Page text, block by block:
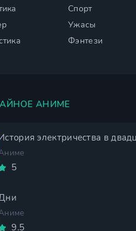
Спорт
Ужасы
Фэнтези
АНИМЕ
5
9.5